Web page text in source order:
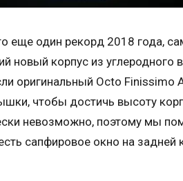
еще один рекорд 2018 года,
новый корпус из углеродного
оригинальный Octo Finissimo
чтобы достичь высоту
невозможно, поэтому мы
сапфировое окно на